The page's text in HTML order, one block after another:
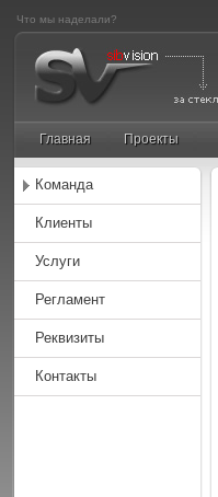
Что мы наделали?
Главная Проекты
Команда
Клиенты
Услуги
Регламент
Реквизиты
Контакты